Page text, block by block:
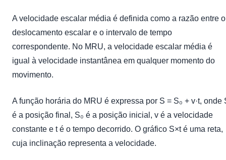
A velocidade escalar média é definida como a razão entre o
deslocamento escalar e o intervalo de tempo
correspondente. No MRU, a velocidade escalar média é
igual à velocidade instantânea em qualquer momento do
movimento.
A função horária do MRU é expressa por S = S₀ + v·t, onde
é a posição final, S₀ é a posição inicial, v é a velocidade
constante e t é o tempo decorrido. O gráfico S×t é uma reta,
cuja inclinação representa a velocidade.